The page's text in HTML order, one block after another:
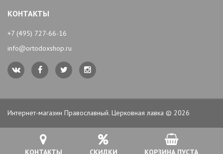
КОНТАКТЫ СКИДКИ КОРЗИНА ПУСТА
КОНТАКТЫ
+7 (495) 727-66-16
info@ortodoxshop.ru
Интернет-магазин Православный. Церковная лавка © 2026